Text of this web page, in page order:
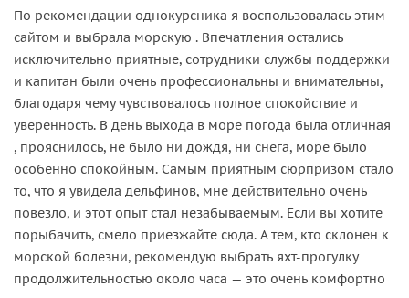
По рекомендации однокурсника я воспользовалась этим
сайтом и выбрала морскую . Впечатления остались
исключительно приятные, сотрудники службы поддержки
и капитан были очень профессиональны и внимательны,
благодаря чему чувствовалось полное спокойствие и
уверенность. В день выхода в море погода была отличная
, прояснилось, не было ни дождя, ни снега, море было
особенно спокойным. Самым приятным сюрпризом стало
то, что я увидела дельфинов, мне действительно очень
повезло, и этот опыт стал незабываемым. Если вы хотите
порыбачить, смело приезжайте сюда. А тем, кто склонен к
морской болезни, рекомендую выбрать яхт-прогулку
продолжительностью около часа — это очень комфортно